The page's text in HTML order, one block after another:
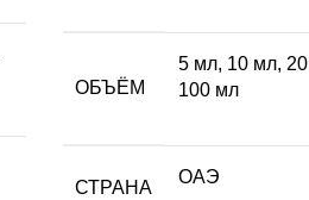
ОБЪЁМ
5 мл, 10 мл,
100 мл
СТРАНА
ОАЭ